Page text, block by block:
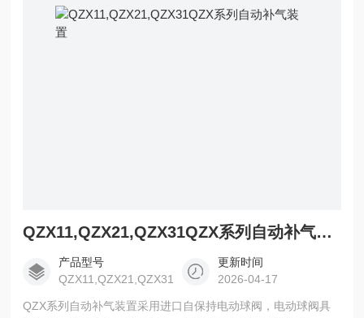
QZX11,QZX21,QZX31QZX系列自动补气装置
产品型号
QZX11,QZX21,QZX31
更新时间
2026-04-17
QZX系列自动补气装置采用进口自保持电动球阀，电动球阀具